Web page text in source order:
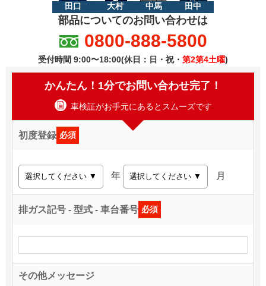
田口 大村 中馬 田中
部品についてのお問い合わせは
0800-888-5800
受付時間 9:00〜18:00(休日：日・祝・ 第2第4土曜)
かんたん！1分でお問い合わせ完了！
車検証がお手元にあるとスムーズです
初度登録 必須
年 月
排ガス記号 - 型式 - 車台番号 必須
その他メッセージ